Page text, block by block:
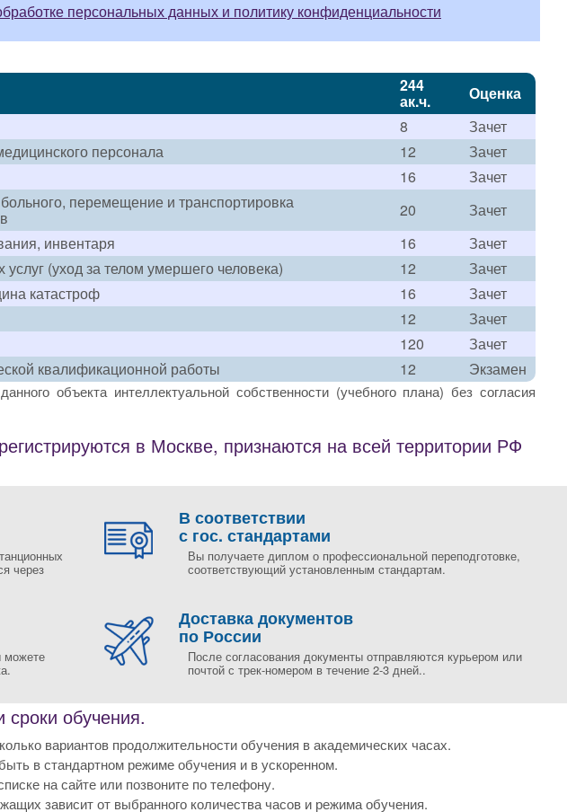
персональных данных и политику конфиденциальности
244
ак.ч.
Оценка
8
Зачет
персонала 12
Зачет
16
Зачет
перемещение и транспортировка 20
Зачет
инвентаря 16
Зачет
(уход за телом умершего человека) 12
Зачет
катастроф 16
Зачет
12
Зачет
120
Зачет
квалификационной работы 12 Экзамен
объекта интеллектуальной собственности (учебного плана) без согласия
в Москве, признаются на всей территории РФ
через
В соответствии
с гос. стандартами
Вы получаете диплом о профессиональной переподготовке,
соответствующий установленным стандартам.
можете
Доставка документов
по России
После согласования документы отправляются курьером или
почтой с трек-номером в течение 2-3 дней..
обучения.
вариантов продолжительности обучения в академических часах.
в стандартном режиме обучения и в ускоренном.
на сайте или позвоните по телефону.
зависит от выбранного количества часов и режима обучения.